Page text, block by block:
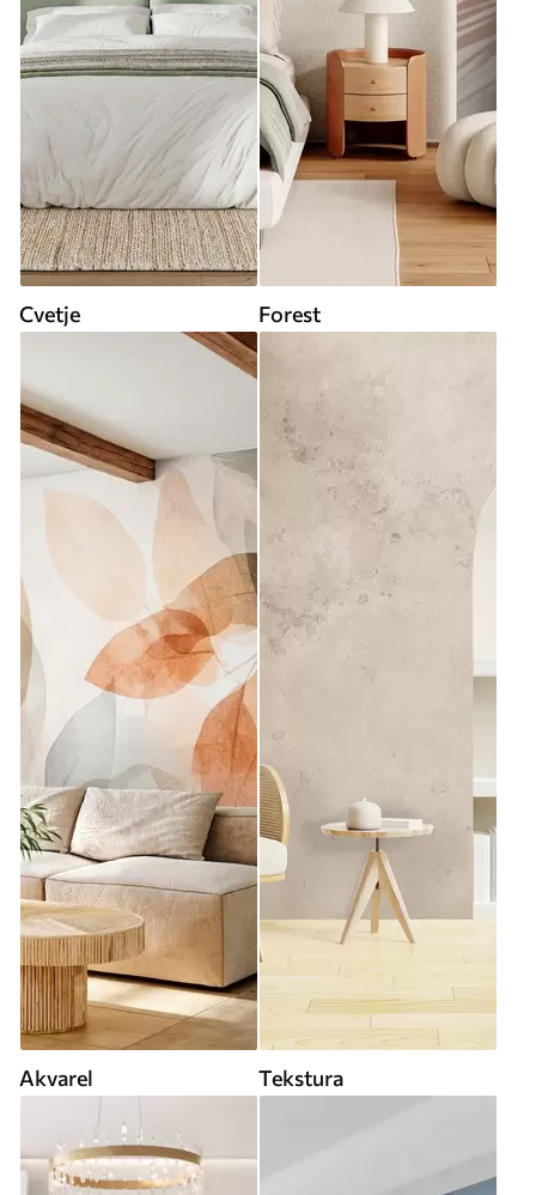
Cvetje Forest
Akvarel Tekstura